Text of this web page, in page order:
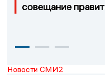
совещание
Новости СМИ2